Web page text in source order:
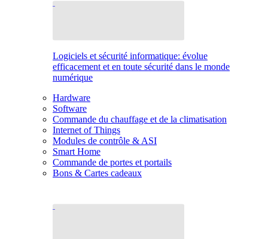
Logiciels et sécurité informatique: évolue
efficacement et en toute sécurité dans le monde
numérique
Hardware
Software
Commande du chauffage et de la climatisation
Internet of Things
Modules de contrôle & ASI
Smart Home
Commande de portes et portails
Bons & Cartes cadeaux